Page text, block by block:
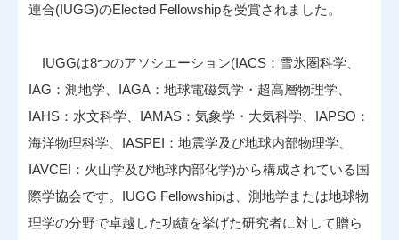
連合(IUGG)のElected Fellowshipを受賞されました。
IUGGは8つのアソシエーション(IACS：雪氷圏科学、
IAG：測地学、IAGA：地球電磁気学・超高層物理学、
IAHS：水文科学、IAMAS：気象学・大気科学、IAPSO：
海洋物理科学、IASPEI：地震学及び地球内部物理学、
IAVCEI：火山学及び地球内部化学)から構成されている国
際学協会です。IUGG Fellowshipは、測地学または地球物
理学の分野で卓越した功績を挙げた研究者に対して贈ら